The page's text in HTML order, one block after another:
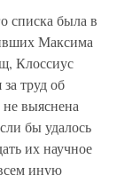
списка была в
Максима
Клоссиус
труд об
выяснена
бы удалось
их научное
иную